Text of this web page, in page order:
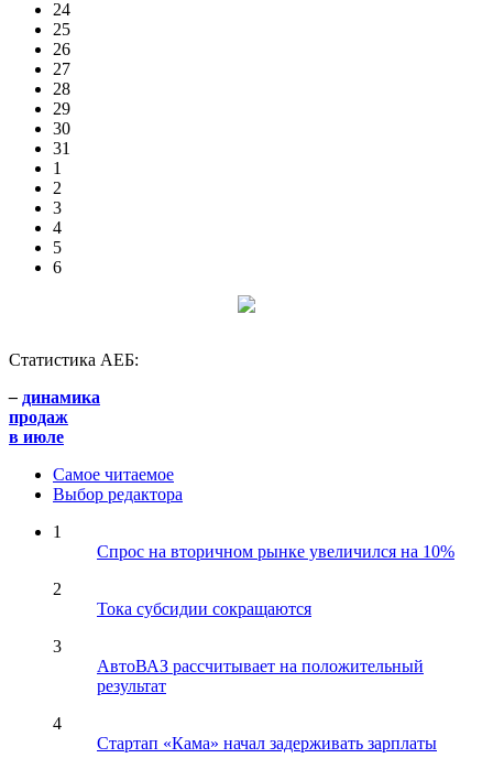
24
25
26
27
28
29
30
31
1
2
3
4
5
6
Статистика АЕБ:
– динамика
продаж
в июле
Самое читаемое
Выбор редактора
1
Спрос на вторичном рынке увеличился на 10%
2
Тока субсидии сокращаются
3
АвтоВАЗ рассчитывает на положительный
результат
4
Стартап «Кама» начал задерживать зарплаты